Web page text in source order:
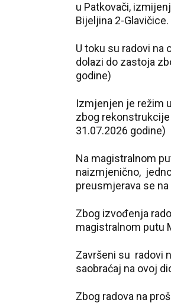
u Patkovači,
Bijeljina 2-
U toku su radovi na
dolazi do zastoja
godine)
Izmjenjen je režim
zbog
31.07.2026 godine)
Na magistralnom
naizmjenično,
preusmjerava se
Zbog izvođenja
magistralnom putu
Završeni su radovi
saobraćaj na ovoj
Zbog radova na